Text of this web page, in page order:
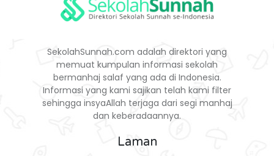
SekolahSunnah.com adalah direktori yang
memuat kumpulan informasi sekolah
bermanhaj salaf yang ada di Indonesia.
Informasi yang kami sajikan telah kami filter
sehingga insyaAllah terjaga dari segi manhaj
dan keberadaannya.
Laman